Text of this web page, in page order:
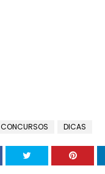
CONCURSOS DICAS